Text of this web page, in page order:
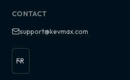
CONTACT
support@kevmax.com